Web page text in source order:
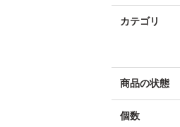
カテゴリ
商品の状態
個数